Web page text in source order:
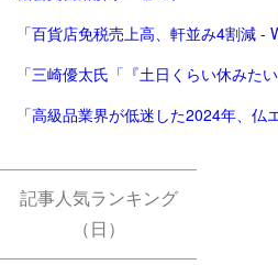
「百貨店免税売上高、軒並み4割減 -
記事人気ランキング
（日）